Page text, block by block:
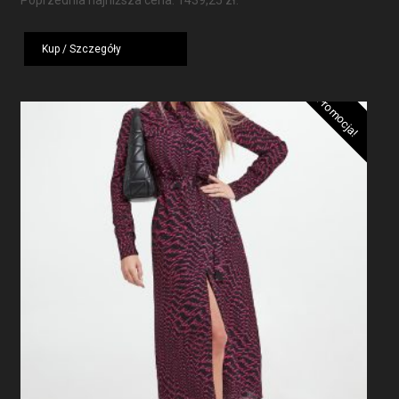
1919,00 zł.1439,25 zł.
Kup / Szczegóły
Promocja!